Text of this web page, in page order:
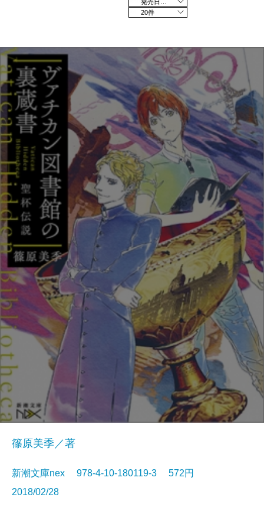
20件
篠原美季／著
新潮文庫nex 978-4-10-180119-3 572円
2018/02/28